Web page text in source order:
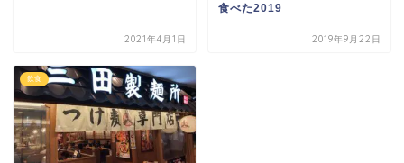
2021年4月1日
食べた2019
2019年9月22日
飲食